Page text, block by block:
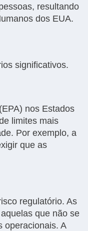
resultando
dos EUA.
significativos.
nos Estados
limites mais
Por exemplo, a
que as
regulatório. As
que não se
operacionais. A